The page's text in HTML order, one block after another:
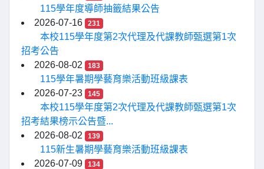
115學年度導師抽籤結果公告
2026-07-16
231
本校115學年度第2次代理及代課教師甄選第1次
招考公告
2026-08-02
183
115學年暑期學藝育樂活動班級課表
2026-07-23
145
本校115學年度第2次代理及代課教師甄選第1次
招考結果榜示公告暨...
2026-08-02
139
115新生暑期學藝育樂活動班級課表
2026-07-09
134